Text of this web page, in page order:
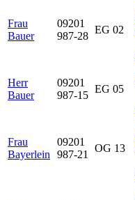
Frau
Bauer
09201
987-28
EG 02
Herr
Bauer
09201
987-15
EG 05
Frau
Bayerlein
09201
987-21
OG 13